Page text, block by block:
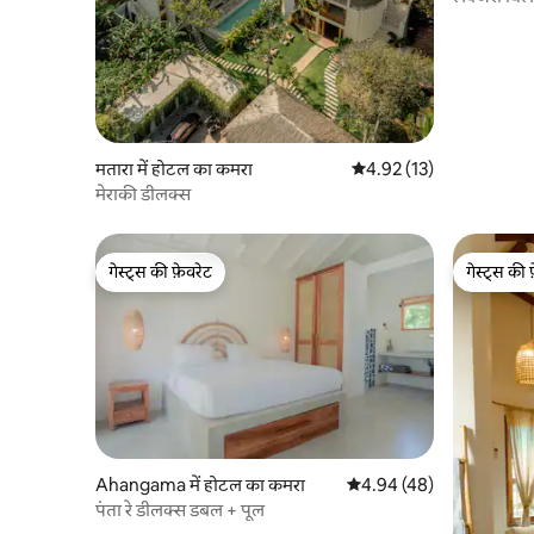
मतारा में होटल का कमरा औसत रेटिंग 5 में से 4.92, 13
4.92 (13)
मेराकी डीलक्स
गेस्ट्स की फ़ेवरेट
गेस्ट्स की फ़ेवरेट
Ahangama में होटल का कमरा औसत रेटिंग 5 में से 4.94, 48
4.94 (48)
पंता रे डीलक्स डबल + पूल
गेस्ट्स की
गेस्ट्स की